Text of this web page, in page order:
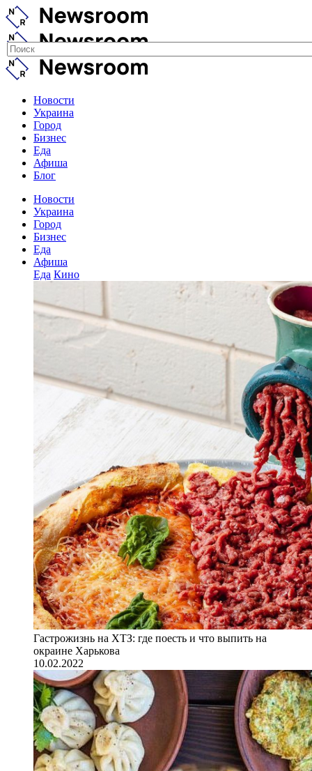
Новости
Украина
Город
Бизнес
Еда
Афиша
Блог
Новости
Украина
Город
Бизнес
Еда
Афиша
Еда Кино
Гастрожизнь на ХТЗ: где поесть и что выпить на
окраине Харькова
10.02.2022